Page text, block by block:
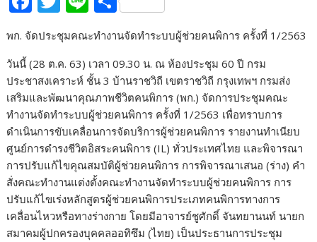
ac
e
b
o
o
k
itt
er
n
e
h
ar
e
พก. จัดประชุมคณะทำงานจัดทำระบบผู้ช่วยคนพิการ ครั้งที่ 1/2563
วันนี้ (28 ต.ค. 63) เวลา 09.30 น. ณ ห้องประชุม 60 ปี กรม
ประชาสงเคราะห์ ชั้น 3 บ้านราชวิถี เขตราชวิถี กรุงเทพฯ กรมส่ง
เสริมและพัฒนาคุณภาพชีวิตคนพิการ (พก.) จัดการประชุมคณะ
ทำงานจัดทำระบบผู้ช่วยคนพิการ ครั้งที่ 1/2563 เพื่อทราบการ
ดำเนินการขับเคลื่อนการจัดบริการผู้ช่วยคนพิการ รายงานทำเนียบ
ศูนย์การดำรงชีวิตอิสระคนพิการ (IL) ทั่วประเทศไทย และพิจารณา
การปรับแก้ไขคุณสมบัติผู้ช่วยคนพิการ การพิจารณาเสนอ (ร่าง) คำ
สั่งคณะทำงานแต่งตั้งคณะทำงานจัดทำระบบผู้ช่วยคนพิการ การ
ปรับแก้ไขเร่งหลักสูตรผู้ช่วยคนพิการประเภทคนพิการทางการ
เคลื่อนไหวหรือทางร่างกาย โดยมีอาจารย์ชูศักดิ์ จันทยานนท์ นายก
สมาคมผู้ปกครองบุคคลออทิซึม (ไทย) เป็นประธานการประชุม